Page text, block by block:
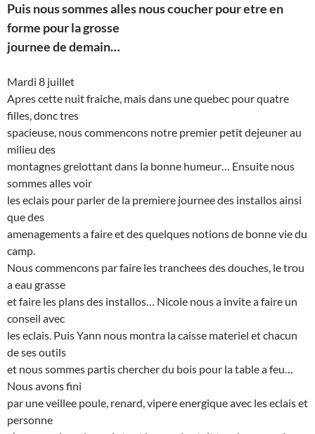
Puis nous sommes alles nous coucher pour etre en
forme pour la grosse
journee de demain…
Mardi 8 juillet
Apres cette nuit fraiche, mais dans une quebec pour quatre
filles, donc tres
spacieuse, nous commencons notre premier petit dejeuner au
milieu des
montagnes grelottant dans la bonne humeur… Ensuite nous
sommes alles voir
les eclais pour parler de la premiere journee des installos ainsi
que des
amenagements a faire et des quelques notions de bonne vie du
camp.
Nous commencons par faire les tranchees des douches, le trou
a eau grasse
et faire les plans des installos… Nicole nous a invite a faire un
conseil avec
les eclais. Puis Yann nous montra la caisse materiel et chacun
de ses outils
et nous sommes partis chercher du bois pour la table a feu…
Nous avons fini
par une veillee poule, renard, vipere energique avec les eclais et
personne